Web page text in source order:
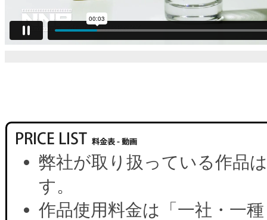
弊社が取り扱っている作品
す。
作品使用料金は「一社・一